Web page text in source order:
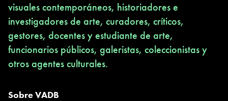
visuales contemporáneos, historiadores e
investigadores de arte, curadores, críticos,
gestores, docentes y estudiante de arte,
funcionarios públicos, galeristas, coleccionistas y
otros agentes culturales.
Sobre VADB